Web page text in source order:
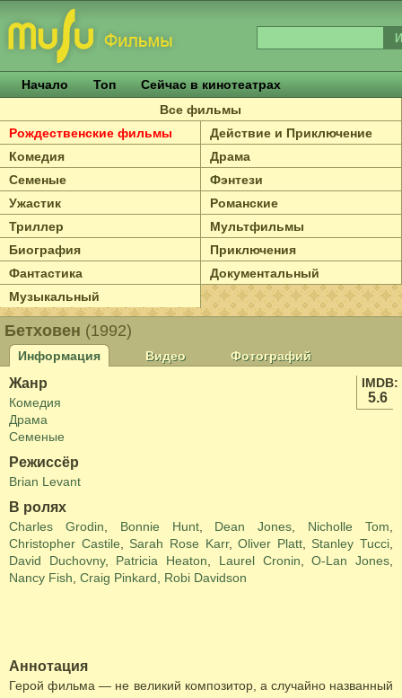
Начало Топ
Сейчас в кинотеатрах
Все фильмы
Рождественские фильмы
Действие и Приключение
Комедия
Драма
Семеные
Фэнтези
Ужастик
Романские
Триллер
Мультфильмы
Биография
Приключения
Фантастика
Документальный
Музыкальный
Бетховен (1992)
Информация Видео
Фотографий
IMDB:
5.6
Жанр
Комедия
Драма
Семеные
Режиссёр
Brian Levant
В ролях
Charles Grodin Bonnie Hunt, Dean Jones Nicholle Tom
Christopher Castile
Sarah Rose Karr,Oliver Platt, Stanley Tucci
David Duchovny, Patricia Heaton Laurel Cronin ,O-Lan Jones
Nancy Fish Craig Pinkard Robi Davidson
Аннотация
Герой фильма — не великий композитор, а случайно названный